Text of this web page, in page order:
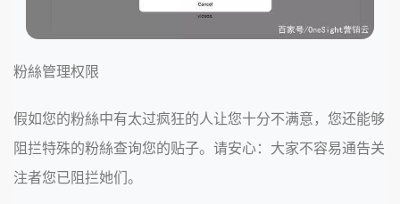
粉絲管理权限
假如您的粉絲中有太过疯狂的人让您十分不满意，您还能够
阻拦特殊的粉絲查询您的贴子。请安心：大家不容易通告关
注者您已阻拦她们。